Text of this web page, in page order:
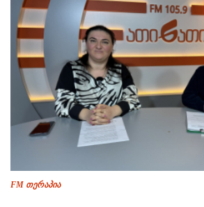
FM თერაპია